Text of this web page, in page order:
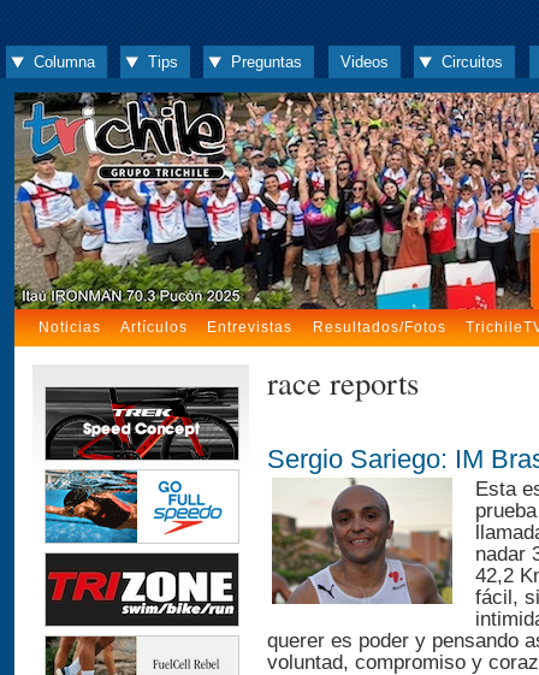
Columna Tips Preguntas Videos Circuitos
Noticias Artículos Entrevistas Resultados/Fotos
race reports
Sergio Sariego: IM
Esta
nadar
42,2
fácil,
querer es poder y pensando
voluntad, compromiso y